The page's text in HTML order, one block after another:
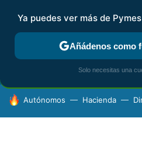
FISCALIDAD Y CONTABILIDAD
HOY SE HABLA DE
Autónomos Hacienda
Ya puedes ver más de
Añádenos como
Solo necesitas una